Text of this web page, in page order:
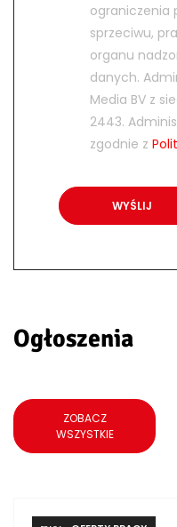
ograniczenia
sprzeciwu,
organu
danych.
Media BV z
2443.
zgodnie z
Ogłoszenia
ZOBACZ
WSZYSTKIE